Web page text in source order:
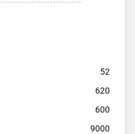
52
620
600
9000